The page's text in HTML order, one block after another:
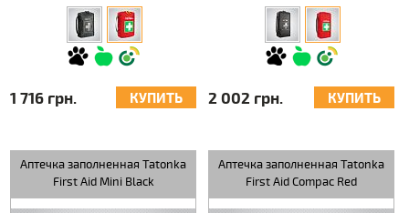
1 716 грн. КУПИТЬ 2 002 грн. КУПИТЬ
Аптечка заполненная Tatonka
First Aid Mini Black
Аптечка заполненная Tatonka
First Aid Compac Red